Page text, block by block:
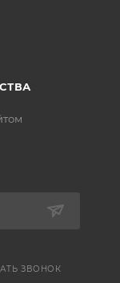
ЗВОНОК